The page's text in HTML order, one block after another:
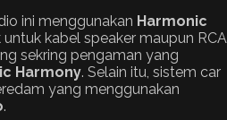
ini menggunakan Harmonic
kabel speaker maupun RCA
sekring pengaman yang
Harmony. Selain itu, sistem car
yang menggunakan
.